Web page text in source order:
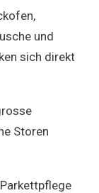
und
sich direkt
Storen